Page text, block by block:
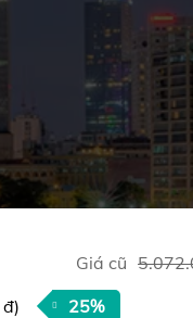
Giá cũ
đ) 25%